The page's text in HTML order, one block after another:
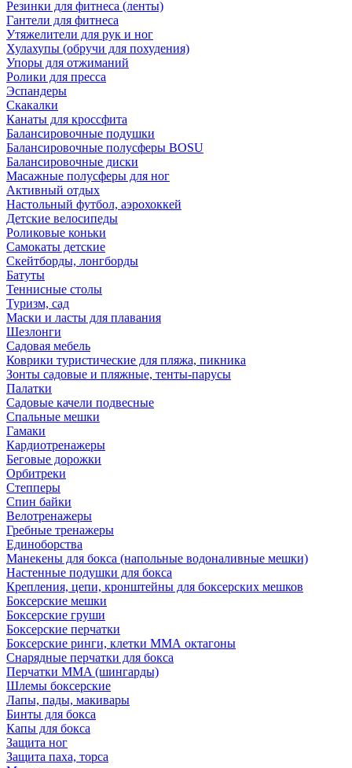
Резинки для фитнеса (ленты)
Гантели для фитнеса
Утяжелители для рук и ног
Хулахупы (обручи для похудения)
Упоры для отжиманий
Ролики для пресса
Эспандеры
Скакалки
Канаты для кроссфита
Балансировочные подушки
Балансировочные полусферы BOSU
Балансировочные диски
Масажные полусферы для ног
Активный отдых
Настольный футбол, аэрохоккей
Детские велосипеды
Роликовые коньки
Самокаты детские
Скейтборды, лонгборды
Батуты
Теннисные столы
Туризм, сад
Маски и ласты для плавания
Шезлонги
Садовая мебель
Коврики туристические для пляжа, пикника
Зонты садовые и пляжные, тенты-парусы
Палатки
Садовые качели подвесные
Спальные мешки
Гамаки
Кардиотренажеры
Беговые дорожки
Орбитреки
Степперы
Спин байки
Велотренажеры
Гребные тренажеры
Единоборства
Манекены для бокса (напольные водоналивные мешки)
Настенные подушки для бокса
Крепления, цепи, кронштейны для боксерских мешков
Боксерские мешки
Боксерские груши
Боксерские перчатки
Боксерские ринги, клетки ММА октагоны
Снарядные перчатки для бокса
Перчатки MMA (шингарды)
Шлемы боксерские
Лапы, пады, макивары
Бинты для бокса
Капы для бокса
Защита ног
Защита паха, торса